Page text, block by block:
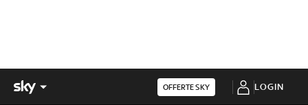
OFFERTE SKY LOGIN